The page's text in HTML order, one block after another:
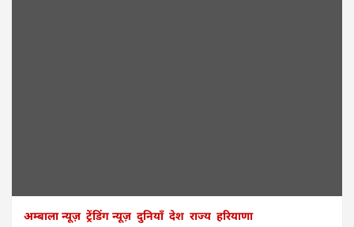
अम्बाला न्यूज़ ट्रेंडिंग न्यूज़ दुनियाँ देश राज्य हरियाणा